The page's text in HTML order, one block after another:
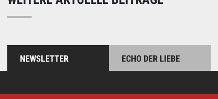
NEWSLETTER ECHO DER LIEBE